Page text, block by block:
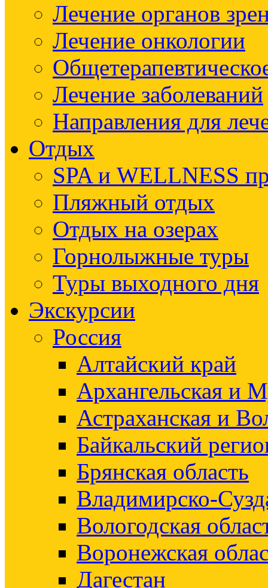
Лечение органов
Лечение онкологии
Лечение заболеваний
Направления для
Отдых
SPA и WELLNESS
Пляжный отдых
Отдых на озерах
Горнолыжные туры
Туры выходного дня
Экскурсии
Россия
Алтайский край
Архангельская и
Астраханская и
Байкальский
Брянская область
Владимирско-
Вологодская
Воронежская
Дагестан